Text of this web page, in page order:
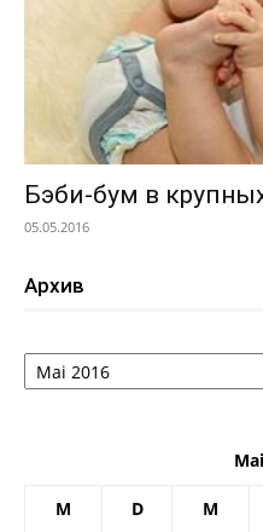
Бэби-бум в
05.05.2016
Архив
Архив
M D M